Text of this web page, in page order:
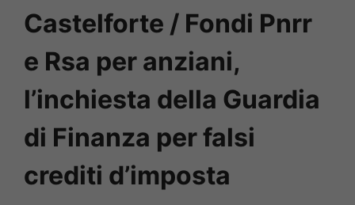
Castelforte / Fondi Pnrr
e Rsa per anziani,
l’inchiesta della Guardia
di Finanza per falsi
crediti d’imposta